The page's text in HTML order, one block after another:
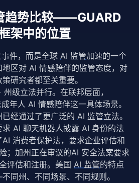
趋势比较——GUARD
架中的位置
件，而是全球 AI 监管加速的一个
区对 AI 情感陪伴的监管态度，对
研究者都至关重要。
级立法并行。在联邦层面，
年人 AI 情感陪伴这一具体场景。
经通过了更广泛的 AI 监管立法。
AI 聊天机器人披露 AI 身份的法
消费者保护法，要求企业评估和
；加州正在审议的AI 安全法案要求
评估和注册。美国 AI 监管的特点
同州、不同场景、不同规则。